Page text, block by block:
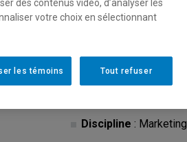
Horaire - Automne
Discipline : Marketing
des contenus vidéo, d’analyser les
votre choix en sélectionnant
Tout refuser
les témoins